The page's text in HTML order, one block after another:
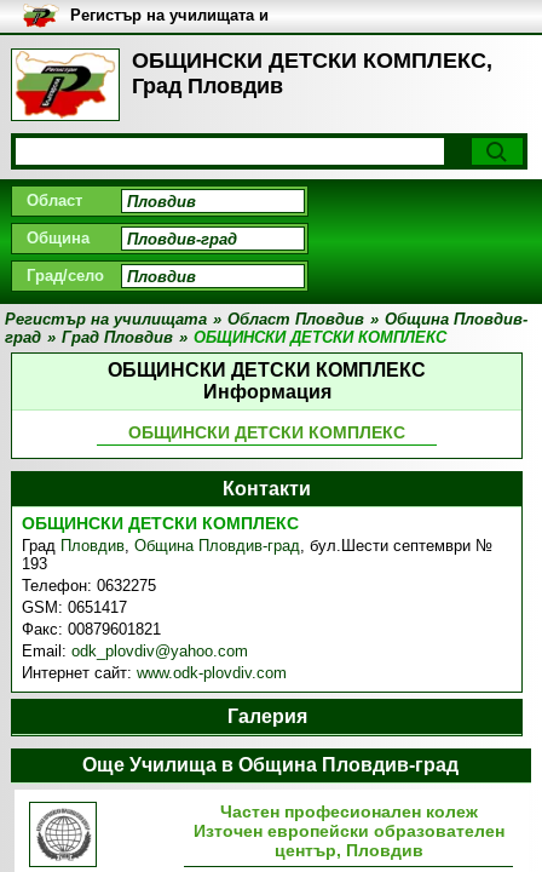
ОБЩИНСКИ ДЕТСКИ КОМПЛЕКС,
Град Пловдив
Регистър на училищата и
университетите в България
Област
Община
Град/село
Регистър на училищата » Област Пловдив » Община Пловдив-
град » Град Пловдив » ОБЩИНСКИ ДЕТСКИ КОМПЛЕКС
ОБЩИНСКИ ДЕТСКИ КОМПЛЕКС
Информация
ОБЩИНСКИ ДЕТСКИ КОМПЛЕКС
Контакти
ОБЩИНСКИ ДЕТСКИ КОМПЛЕКС
Град Пловдив,Община Пловдив-град,бул.Шести септември №
193
Телефон:0632275
GSM:0651417
Факс:00879601821
Email:odk_plovdiv@yahoo.com
Интернет сайт:www.odk-plovdiv.com
Галерия
Още Училища в Община Пловдив-град
Частен професионален колеж
Източен европейски образователен
център, Пловдив